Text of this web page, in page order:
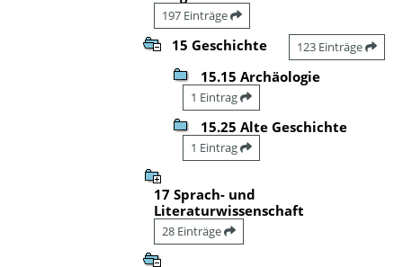
197 Einträge
15 Geschichte 123 Einträge
15.15 Archäologie
1 Eintrag
15.25 Alte Geschichte
1 Eintrag
17 Sprach- und
Literaturwissenschaft
28 Einträge